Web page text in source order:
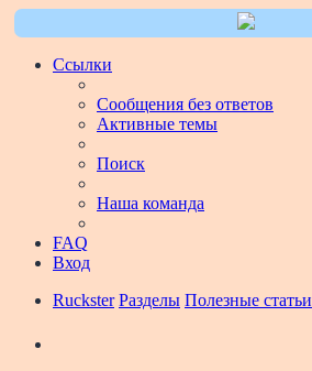
Ссылки
Сообщения без ответов
Активные темы
Поиск
Наша команда
FAQ
Вход
Ruckster Разделы Полезные статьи